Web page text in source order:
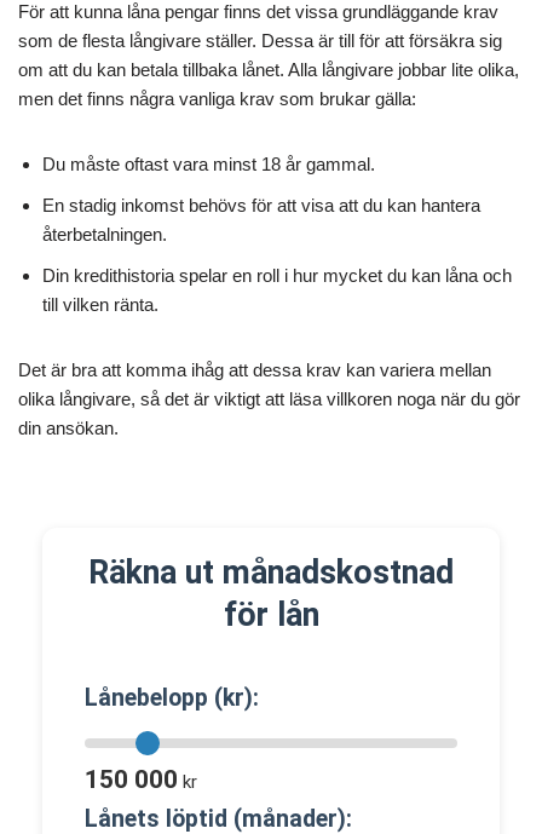
För att kunna låna pengar finns det vissa grundläggande krav
som de flesta långivare ställer. Dessa är till för att försäkra sig
om att du kan betala tillbaka lånet. Alla långivare jobbar lite olika,
men det finns några vanliga krav som brukar gälla:
Du måste oftast vara minst 18 år gammal.
En stadig inkomst behövs för att visa att du kan hantera
återbetalningen.
Din kredithistoria spelar en roll i hur mycket du kan låna och
till vilken ränta.
Det är bra att komma ihåg att dessa krav kan variera mellan
olika långivare, så det är viktigt att läsa villkoren noga när du gör
din ansökan.
Räkna ut månadskostnad
för lån
Lånebelopp (kr):
150 000 kr
Lånets löptid (månader):